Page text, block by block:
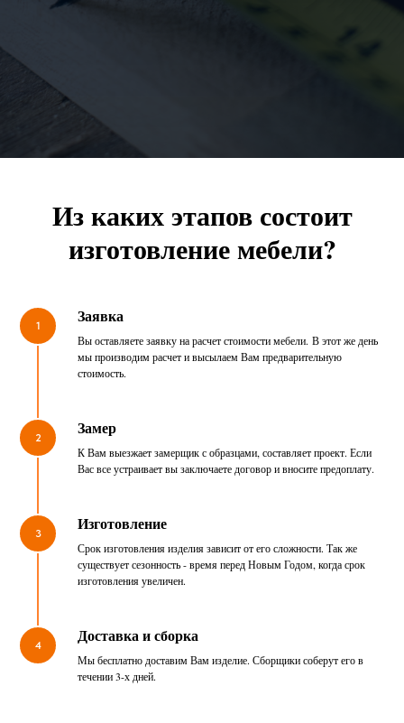
Из каких этапов состоит
изготовление мебели?
1 Заявка
Вы оставляете заявку на расчет стоимости мебели. В этот же день
мы производим расчет и высылаем Вам предварительную
стоимость.
2 Замер
К Вам выезжает замерщик с образцами, составляет проект. Если
Вас все устраивает вы заключаете договор и вносите предоплату.
3 Изготовление
Срок изготовления изделия зависит от его сложности. Так же
существует сезонность - время перед Новым Годом, когда срок
изготовления увеличен.
4 Доставка и сборка
Мы бесплатно доставим Вам изделие. Сборщики соберут его в
течении 3-х дней.